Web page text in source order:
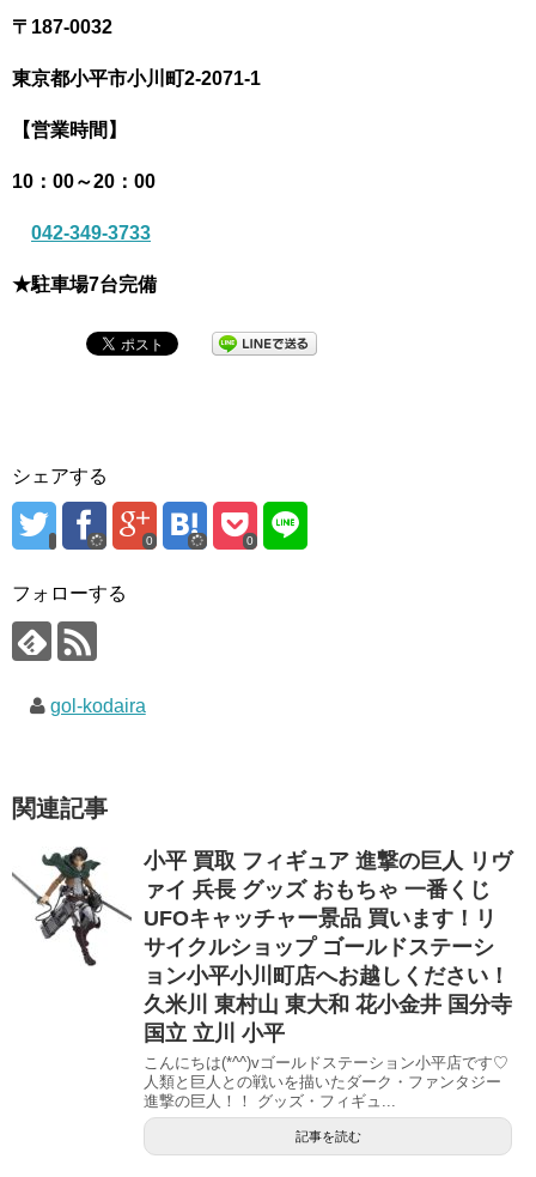
〒187-0032
東京都小平市小川町2-2071-1
【営業時間】
10：00～20：00
042-349-3733
★駐車場7台完備
シェアする
0 0
フォローする
gol-kodaira
関連記事
小平 買取 フィギュア 進撃の巨人 リヴ
ァイ 兵長 グッズ おもちゃ 一番くじ
UFOキャッチャー景品 買います！リ
サイクルショップ ゴールドステーシ
ョン小平小川町店へお越しください！
久米川 東村山 東大和 花小金井 国分寺
国立 立川 小平
こんにちは(*^^)vゴールドステーション小平店です♡
人類と巨人との戦いを描いたダーク・ファンタジー
進撃の巨人！！ グッズ・フィギュ...
記事を読む